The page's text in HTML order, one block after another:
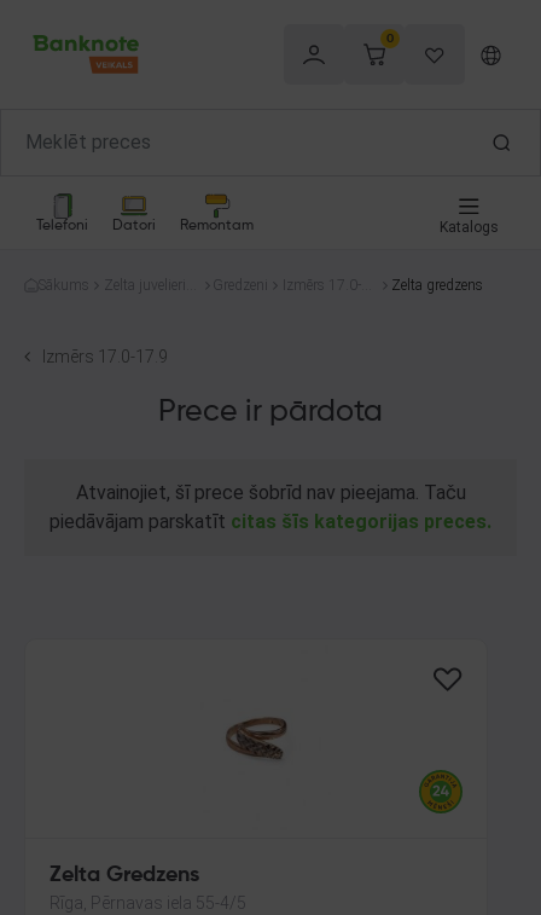
0
Telefoni Datori Remontam Katalogs
Sākums
Zelta juvelierizs
Gredzeni
Izmērs 17.0-1
Zelta gredzens
Izmērs 17.0-17.9
Prece ir pārdota
Atvainojiet, šī prece šobrīd nav pieejama. Taču
piedāvājam parskatīt citas šīs kategorijas preces.
Zelta Gredzens
Rīga, Pērnavas iela 55-4/5